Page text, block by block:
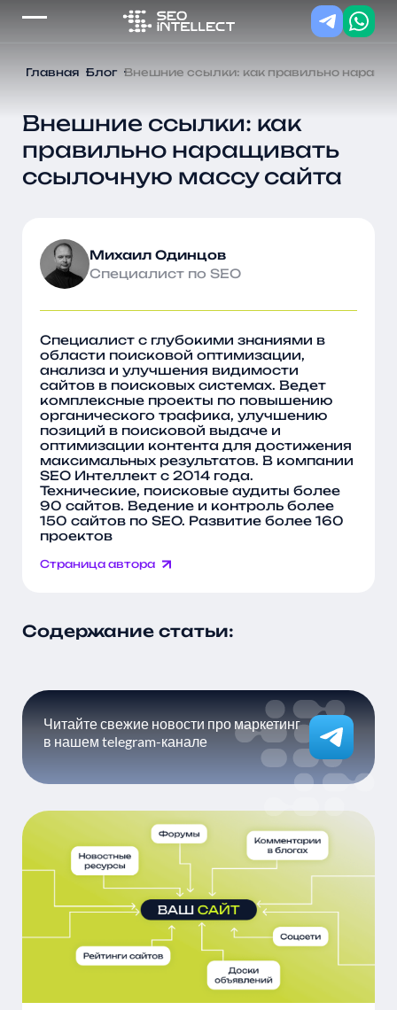
Главная Блог Внешние ссылки: как правильно
Внешние ссылки: как
правильно наращивать
ссылочную массу сайта
Михаил Одинцов
Cпециалист по SEO
Специалист с глубокими знаниями в
области поисковой оптимизации,
анализа и улучшения видимости
сайтов в поисковых системах. Ведет
комплексные проекты по повышению
органического трафика, улучшению
позиций в поисковой выдаче и
оптимизации контента для достижения
максимальных результатов. В компании
SEO Интеллект с 2014 года.
Технические, поисковые аудиты более
90 сайтов. Ведение и контроль более
150 сайтов по SEO. Развитие более 160
проектов
Страница автора
Содержание статьи:
Читайте свежие новости про маркетинг
в нашем telegram-канале